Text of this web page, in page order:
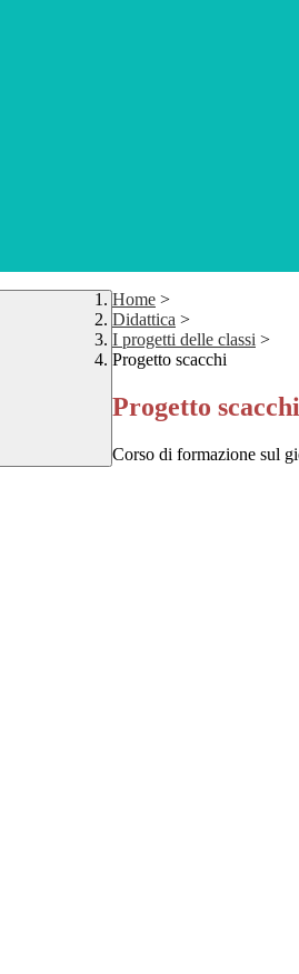
Home >
Didattica >
I progetti delle classi >
Progetto scacchi
Progetto scacchi
Corso di formazione sul